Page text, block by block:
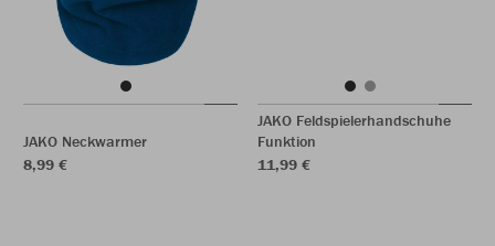
JAKO Neckwarmer
8,99 €
JAKO Feldspielerhandschuhe
Funktion
11,99 €